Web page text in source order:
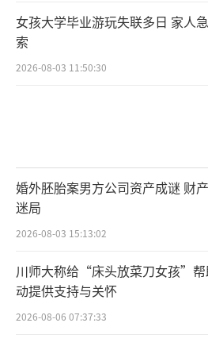
女孩大学毕业游玩失联多日 家人
索
2026-08-03 11:50:30
婚外胚胎案男方公司资产成谜 财
迷局
2026-08-03 15:13:02
川师大称给“床头放菜刀女孩”帮
动提供支持与关怀
2026-08-06 07:37:33